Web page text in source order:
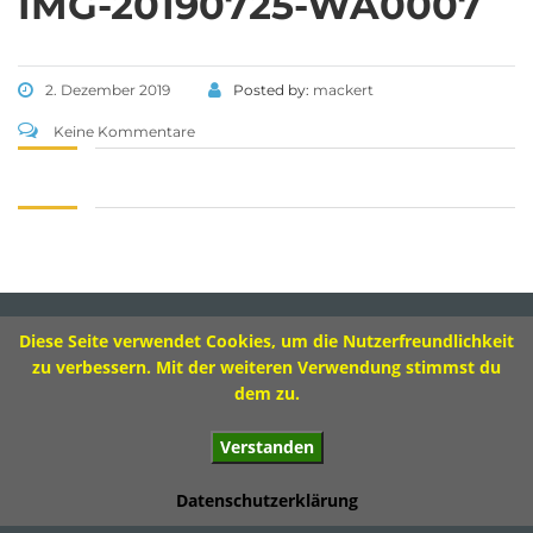
2. Dezember 2019 Posted by: mackert
Keine Kommentare
Tel 09571 – 2082
Sekretariat
Montag 8.00 – 12.00 Uhr
Mittwoch 8.00 – 11.30 Uhr
Impressum
© 2017 Ivo-Hennemann-Grundschule Bad Staffelstein
Diese Seite verwendet Cookies, um die Nutzerfreundlichkeit
zu verbessern. Mit der weiteren Verwendung stimmst du
dem zu.
Verstanden
Datenschutzerklärung